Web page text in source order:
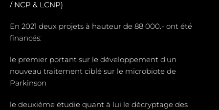
/ NCP & LCNP)
En 2021 deux projets à hauteur de 88 000.- ont été
financés:
le premier portant sur le développement d’un
nouveau traitement ciblé sur le microbiote de
Parkinson
le deuxième étudie quant à lui le décryptage des